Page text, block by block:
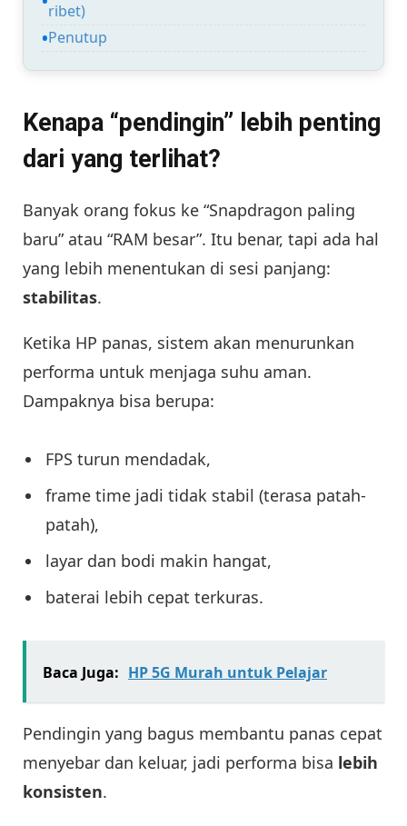
ribet)
Penutup
Kenapa “pendingin” lebih penting
dari yang terlihat?
Banyak orang fokus ke “Snapdragon paling
baru” atau “RAM besar”. Itu benar, tapi ada hal
yang lebih menentukan di sesi panjang:
stabilitas.
Ketika HP panas, sistem akan menurunkan
performa untuk menjaga suhu aman.
Dampaknya bisa berupa:
FPS turun mendadak,
frame time jadi tidak stabil (terasa patah-
patah),
layar dan bodi makin hangat,
baterai lebih cepat terkuras.
Baca Juga: HP 5G Murah untuk Pelajar
Pendingin yang bagus membantu panas cepat
menyebar dan keluar, jadi performa bisa lebih
konsisten.